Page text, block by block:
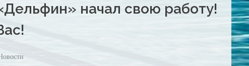
начал свою работу!